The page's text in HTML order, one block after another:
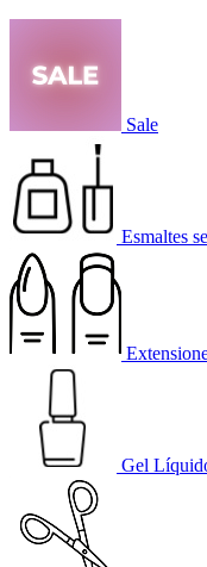
Sale
Esmaltes
Gel